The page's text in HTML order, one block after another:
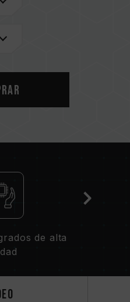
de energía y
"Consulta de
compatibilidad
tarjeta madre.
de
en el sistema o
de la BIOS de
de alta